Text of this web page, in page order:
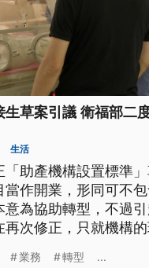
生草案引議 衛福部二
生活
「助產機構設置標準
當作開業，形同可不
意為協助轉型，不過
再次修正，只就機構
業務 轉型 ...